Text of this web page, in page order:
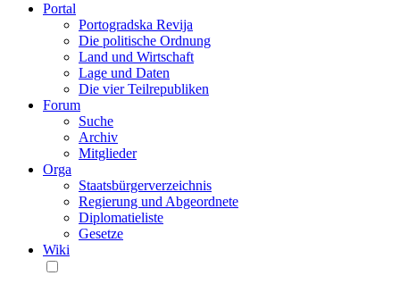
Portal
Portogradska Revija
Die politische Ordnung
Land und Wirtschaft
Lage und Daten
Die vier Teilrepubliken
Forum
Suche
Archiv
Mitglieder
Orga
Staatsbürgerverzeichnis
Regierung und Abgeordnete
Diplomatieliste
Gesetze
Wiki